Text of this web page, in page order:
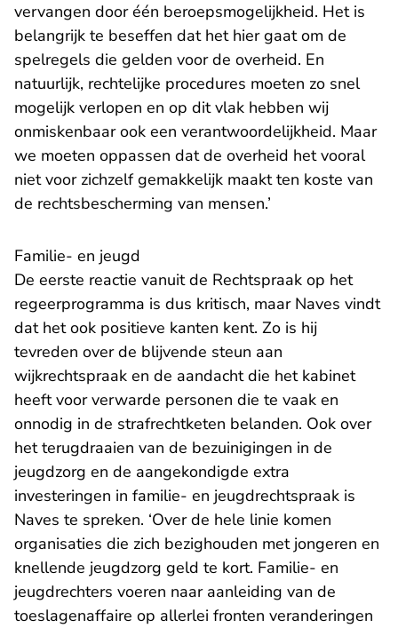
vervangen door één beroepsmogelijkheid. Het is
belangrijk te beseffen dat het hier gaat om de
spelregels die gelden voor de overheid. En
natuurlijk, rechtelijke procedures moeten zo snel
mogelijk verlopen en op dit vlak hebben wij
onmiskenbaar ook een verantwoordelijkheid. Maar
we moeten oppassen dat de overheid het vooral
niet voor zichzelf gemakkelijk maakt ten koste van
de rechtsbescherming van mensen.’
Familie- en jeugd
De eerste reactie vanuit de Rechtspraak op het
regeerprogramma is dus kritisch, maar Naves vindt
dat het ook positieve kanten kent. Zo is hij
tevreden over de blijvende steun aan
wijkrechtspraak en de aandacht die het kabinet
heeft voor verwarde personen die te vaak en
onnodig in de strafrechtketen belanden. Ook over
het terugdraaien van de bezuinigingen in de
jeugdzorg en de aangekondigde extra
investeringen in familie- en jeugdrechtspraak is
Naves te spreken. ‘Over de hele linie komen
organisaties die zich bezighouden met jongeren en
knellende jeugdzorg geld te kort. Familie- en
jeugdrechters voeren naar aanleiding van de
toeslagenaffaire op allerlei fronten veranderingen